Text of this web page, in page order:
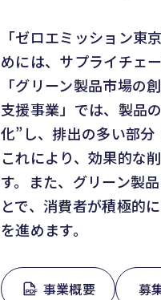
「ゼロエミッション
めには、サプライチェ
「グリーン製品市場の
支援事業」では、製品
化”し、排出の多い部分
これにより、効果的な
す。また、グリーン製
とで、消費者が積極的
を進めます。
事業概要 募